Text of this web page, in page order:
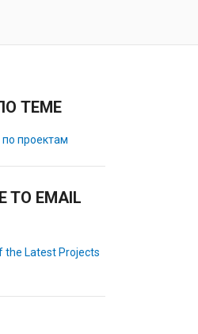
ТЕМЕ
проектам
TO EMAIL
the Latest Projects